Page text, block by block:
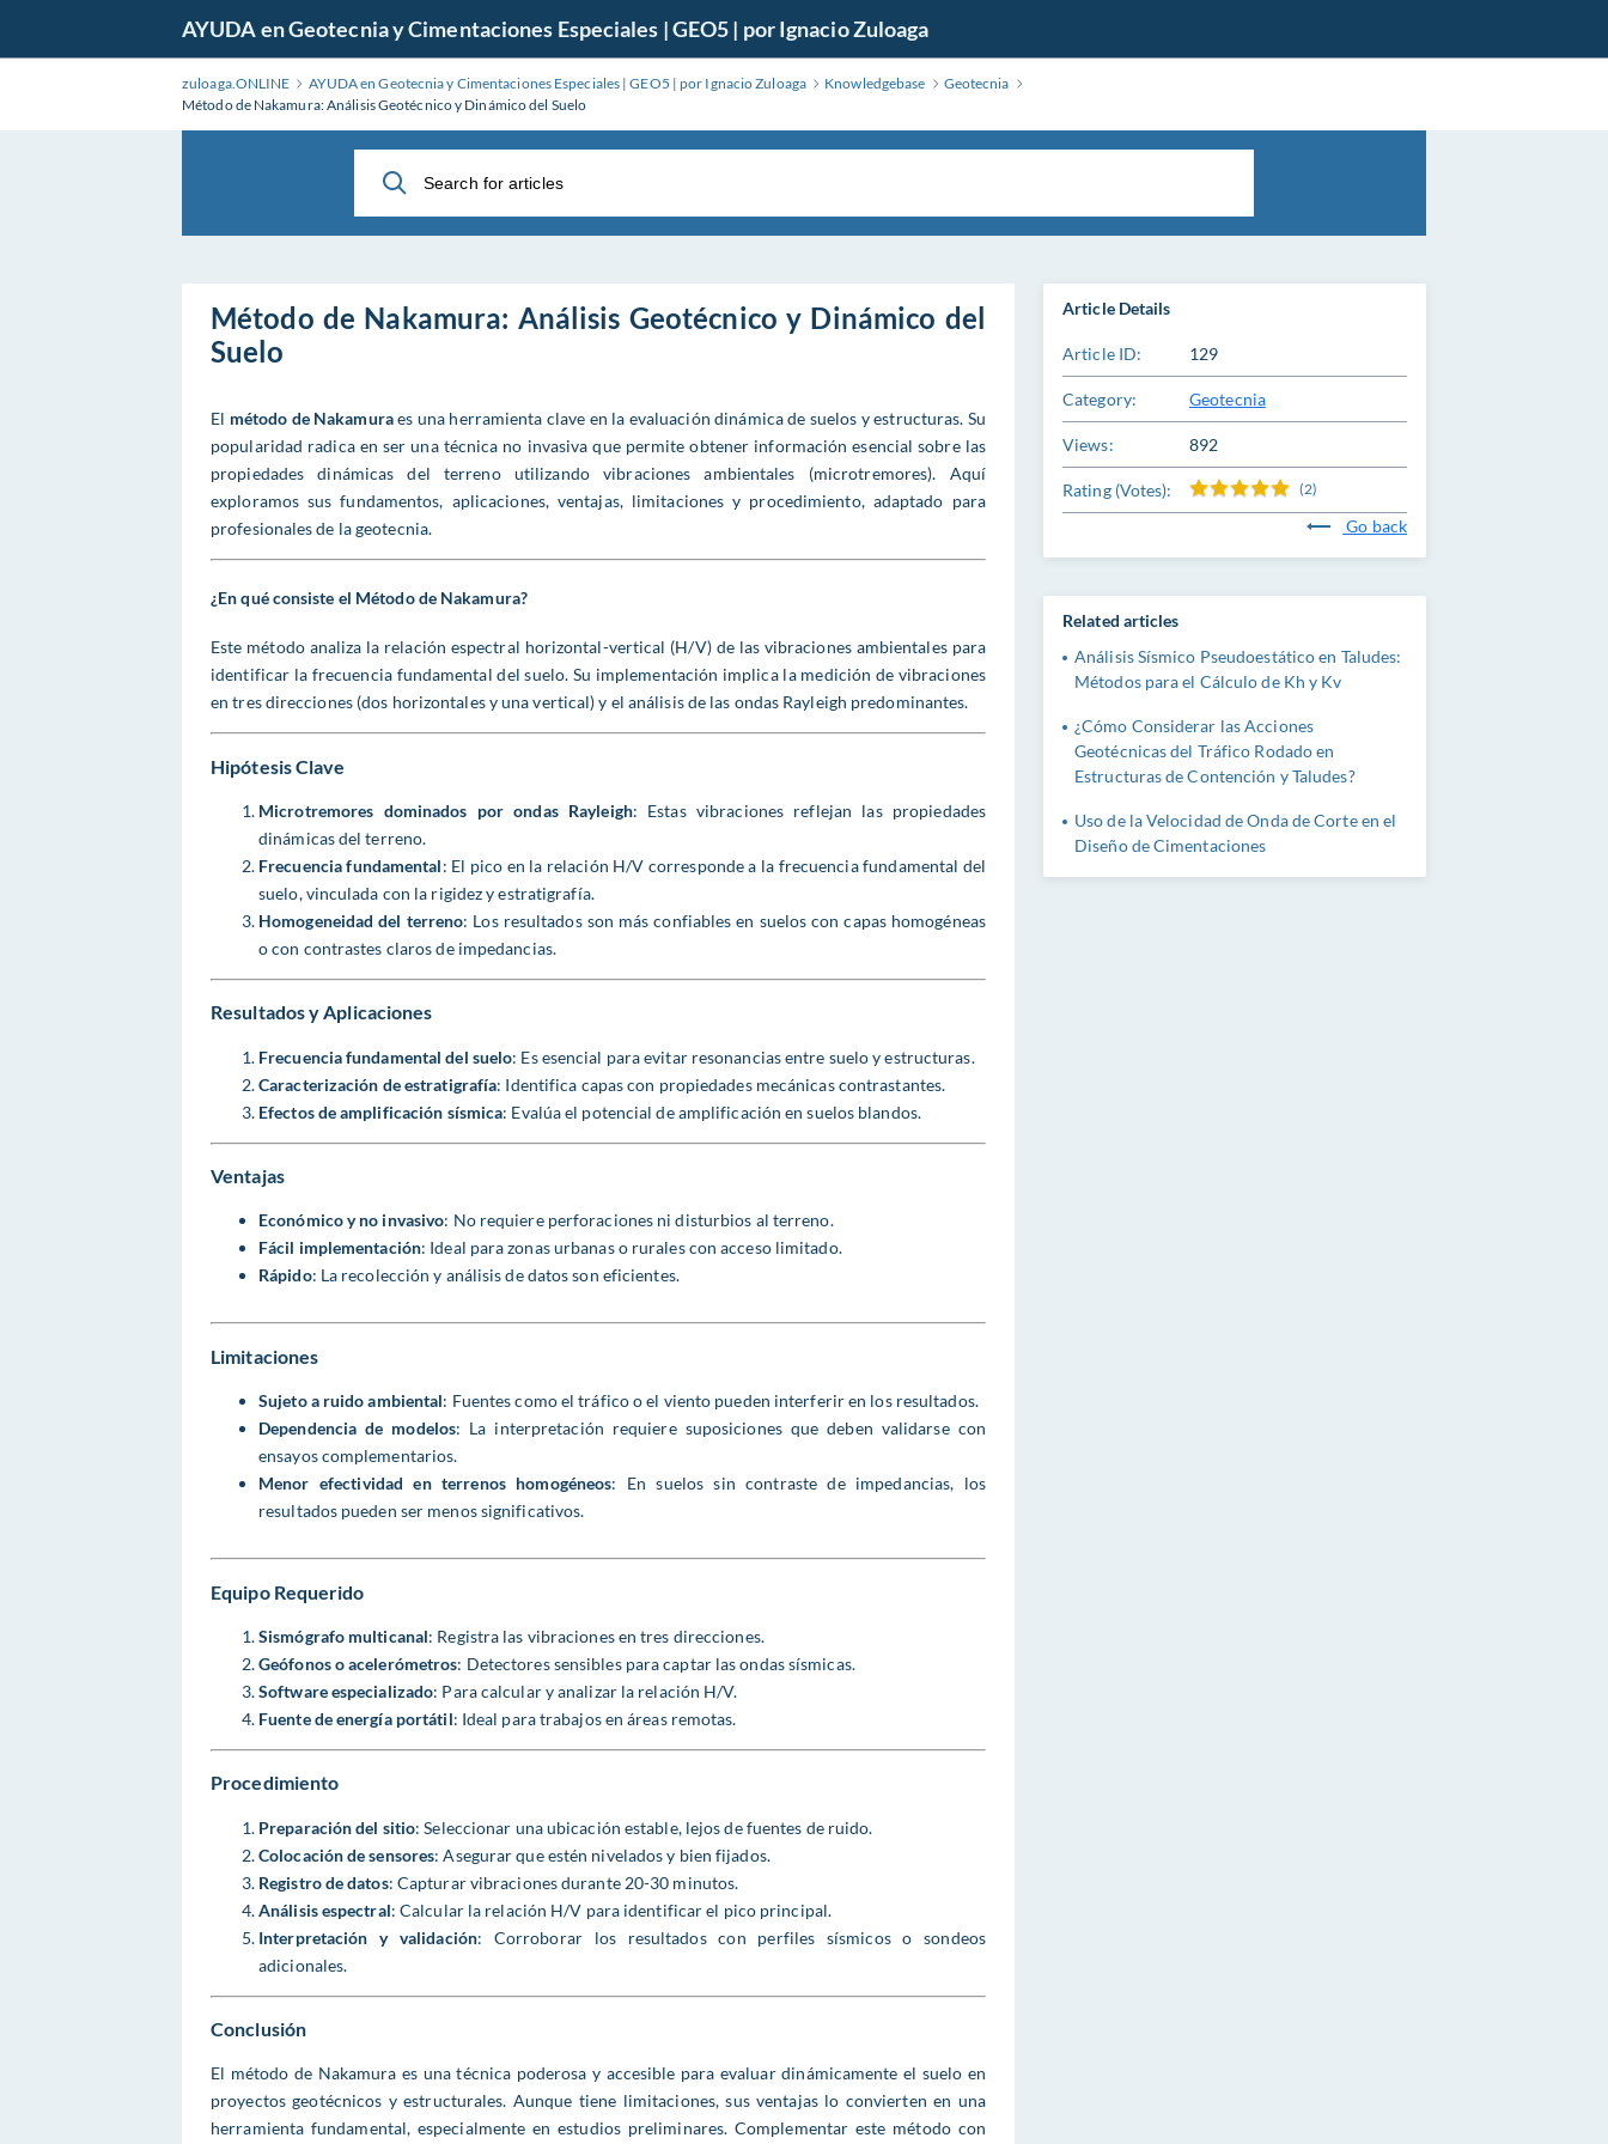
AYUDA en Geotecnia y Cimentaciones Especiales | GEO5 | por Ignacio Zuloaga
zuloaga.ONLINE AYUDA en Geotecnia y Cimentaciones Especiales | GEO5 | por Ignacio Zuloaga Knowledgebase
Geotecnia
Método de Nakamura: Análisis Geotécnico y Dinámico del Suelo
Método de Nakamura: Análisis Geotécnico y Dinámico del
Suelo
El método de Nakamuraes una herramienta clave en la evaluación dinámica de suelos y estructuras. Su
popularidad radica en ser una técnica no invasiva que permite obtener información esencial sobre las
propiedades dinámicas del terreno utilizando vibraciones ambientales (microtremores). Aquí
exploramos sus fundamentos, aplicaciones, ventajas, limitaciones y procedimiento, adaptado para
profesionales de la geotecnia.
¿En qué consiste el Método de Nakamura?
Este método analiza la relación espectral horizontal-vertical (H/V) de las vibraciones ambientales para
identificar la frecuencia fundamental del suelo. Su implementación implica la medición de vibraciones
en tres direcciones (dos horizontales y una vertical) y el análisis de las ondas Rayleigh predominantes.
Hipótesis Clave
Microtremores dominados por ondas Rayleigh: Estas vibraciones reflejan las propiedades
dinámicas del terreno.
Frecuencia fundamental: El pico en la relación H/V corresponde a la frecuencia fundamental del
suelo, vinculada con la rigidez y estratigrafía.
Homogeneidad del terreno: Los resultados son más confiables en suelos con capas homogéneas
o con contrastes claros de impedancias.
Resultados y Aplicaciones
Frecuencia fundamental del suelo: Es esencial para evitar resonancias entre suelo y estructuras.
Caracterización de estratigrafía: Identifica capas con propiedades mecánicas contrastantes.
Efectos de amplificación sísmica: Evalúa el potencial de amplificación en suelos blandos.
Ventajas
Económico y no invasivo: No requiere perforaciones ni disturbios al terreno.
Fácil implementación: Ideal para zonas urbanas o rurales con acceso limitado.
Rápido: La recolección y análisis de datos son eficientes.
Limitaciones
Sujeto a ruido ambiental: Fuentes como el tráfico o el viento pueden interferir en los resultados.
Dependencia de modelos: La interpretación requiere suposiciones que deben validarse con
ensayos complementarios.
Menor efectividad en terrenos homogéneos: En suelos sin contraste de impedancias, los
resultados pueden ser menos significativos.
Equipo Requerido
Sismógrafo multicanal: Registra las vibraciones en tres direcciones.
Geófonos o acelerómetros: Detectores sensibles para captar las ondas sísmicas.
Software especializado: Para calcular y analizar la relación H/V.
Fuente de energía portátil: Ideal para trabajos en áreas remotas.
Procedimiento
Preparación del sitio: Seleccionar una ubicación estable, lejos de fuentes de ruido.
Colocación de sensores: Asegurar que estén nivelados y bien fijados.
Registro de datos: Capturar vibraciones durante 20-30 minutos.
Análisis espectral: Calcular la relación H/V para identificar el pico principal.
Interpretación y validación: Corroborar los resultados con perfiles sísmicos o sondeos
adicionales.
Conclusión
El método de Nakamura es una técnica poderosa y accesible para evaluar dinámicamente el suelo en
proyectos geotécnicos y estructurales. Aunque tiene limitaciones, sus ventajas lo convierten en una
herramienta fundamental, especialmente en estudios preliminares. Complementar este método con
Article Details
Article ID: 129
Category: Geotecnia
Views: 892
Rating (Votes): (2)
Go back
Related articles
Análisis Sísmico Pseudoestático en Taludes:
Métodos para el Cálculo de Kh y Kv
¿Cómo Considerar las Acciones
Geotécnicas del Tráfico Rodado en
Estructuras de Contención y Taludes?
Uso de la Velocidad de Onda de Corte en el
Diseño de Cimentaciones